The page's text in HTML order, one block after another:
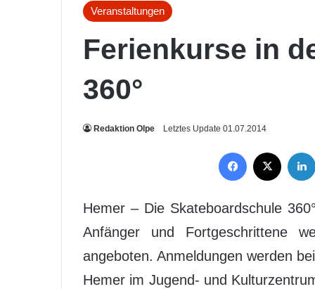
Veranstaltungen
Ferienkurse in
360°
Redaktion Olpe Letztes Update 01.07.2014
Hemer – Die Skateboardschule
Anfänger und Fortgeschrittene
angeboten. Anmeldungen werden
Hemer im Jugend- und